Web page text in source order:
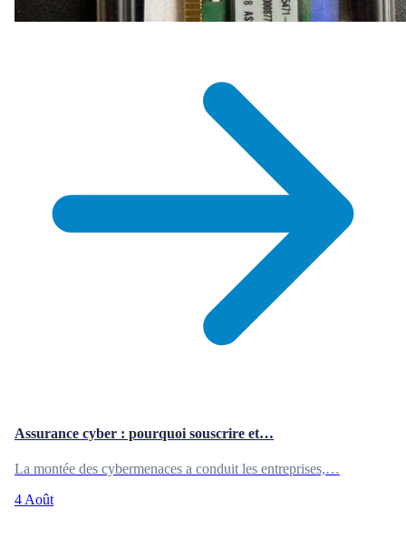
Assurance cyber : pourquoi souscrire et…
La montée des cybermenaces a conduit les entreprises,…
4 Août